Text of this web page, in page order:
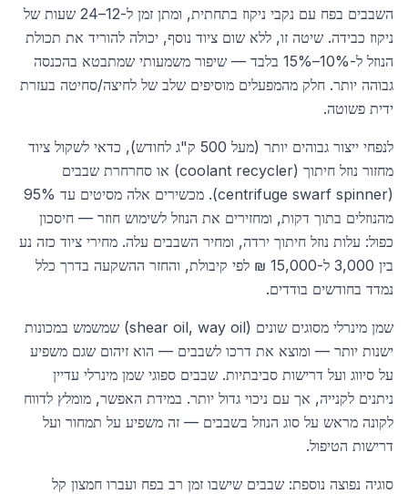
השבבים בפח עם נקבי ניקוז בתחתית, ומתן זמן ל-12–24 שעות של
ניקוז כבידה. שיטה זו, ללא שום ציוד נוסף, יכולה להוריד את תכולת
הנוזל ל-10%–15% בלבד — שיפור משמעותי שמתבטא בהכנסה
גבוהה יותר. חלק מהמפעלים מוסיפים שלב של לחיצה/סחיטה בעזרת
ידית פשוטה.
לנפחי ייצור גבוהים יותר (מעל 500 ק"ג לחודש), כדאי לשקול ציוד
מחזור נוזל חיתוך (coolant recycler) או סחרחרת שבבים
(centrifuge swarf spinner). מכשירים אלה מסיטים עד 95%
מהנוזלים בתוך דקות, ומחזירים את הנוזל לשימוש חוזר — חיסכון
כפול: עלות נוזל חיתוך ירדה, ומחיר השבבים עלה. מחירי ציוד כזה נע
בין 3,000 ל-15,000 ₪ לפי קיבולת, והחזר ההשקעה בדרך כלל
נמדד בחודשים בודדים.
שמן מינרלי מסוגים שונים (shear oil, way oil) שמשמש במכונות
ישנות יותר — ומוצא את דרכו לשבבים — הוא זיהום שגם משפיע
על סיווג ועל דרישות סביבתיות. שבבים ספוגי שמן מינרלי עדיין
ניתנים לקנייה, אך עם ניכוי גדול יותר. במידת האפשר, מומלץ לדווח
לקונה מראש על סוג הנוזל בשבבים — זה משפיע על תמחור ועל
דרישות הטיפול.
סוגיה נפוצה נוספת: שבבים שישבו זמן רב בפח ועברו חמצון קל